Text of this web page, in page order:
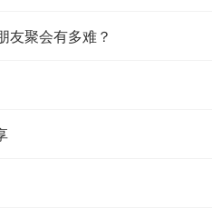
友聚会有多难？